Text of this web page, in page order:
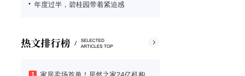
年度过半，碧桂园带着紧迫感
1